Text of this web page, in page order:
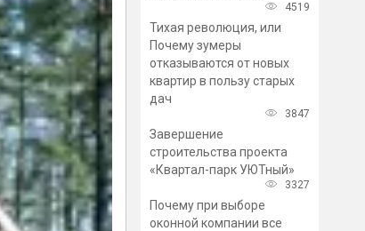
4519
Тихая революция, или
Почему зумеры
отказываются от новых
квартир в пользу старых
дач
3847
Завершение
строительства проекта
«Квартал-парк УЮТный»
3327
Почему при выборе
оконной компании все